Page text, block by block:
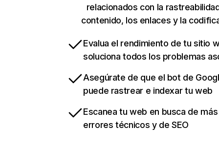
relacionados con la
contenido, los enlaces y la
Evalua el rendimiento de tu sitio
soluciona todos los problemas
Asegúrate de que el bot de
puede rastrear e indexar tu web
Escanea tu web en busca de
errores técnicos y de SEO